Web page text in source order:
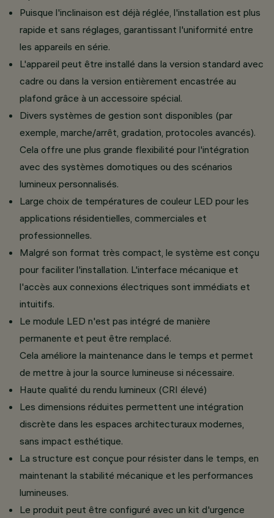
Puisque l'inclinaison est déjà réglée, l'installation est plus
rapide et sans réglages, garantissant l'uniformité entre
les appareils en série.
L'appareil peut être installé dans la version standard avec
cadre ou dans la version entièrement encastrée au
plafond grâce à un accessoire spécial.
Divers systèmes de gestion sont disponibles (par
exemple, marche/arrêt, gradation, protocoles avancés).
Cela offre une plus grande flexibilité pour l'intégration
avec des systèmes domotiques ou des scénarios
lumineux personnalisés.
Large choix de températures de couleur LED pour les
applications résidentielles, commerciales et
professionnelles.
Malgré son format très compact, le système est conçu
pour faciliter l'installation. L'interface mécanique et
l'accès aux connexions électriques sont immédiats et
intuitifs.
Le module LED n'est pas intégré de manière
permanente et peut être remplacé.
Cela améliore la maintenance dans le temps et permet
de mettre à jour la source lumineuse si nécessaire.
Haute qualité du rendu lumineux (CRI élevé)
Les dimensions réduites permettent une intégration
discrète dans les espaces architecturaux modernes,
sans impact esthétique.
La structure est conçue pour résister dans le temps, en
maintenant la stabilité mécanique et les performances
lumineuses.
Le produit peut être configuré avec un kit d'urgence